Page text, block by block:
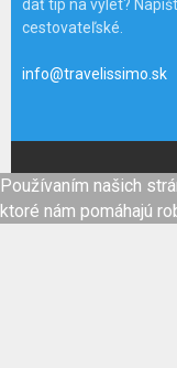
dať tip na výlet?
cestovateľské.
info@travelissimo.sk
Používaním našich
ktoré nám pomáhajú